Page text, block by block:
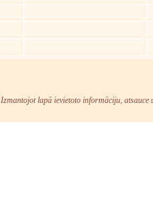
Izmantojot lapā ievietoto informāciju,